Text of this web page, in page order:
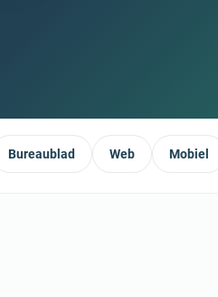
Bureaublad Web Mobiel